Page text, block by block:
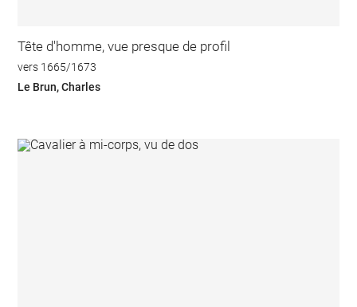
Tête d'homme, vue presque de profil
vers 1665/1673
Le Brun, Charles